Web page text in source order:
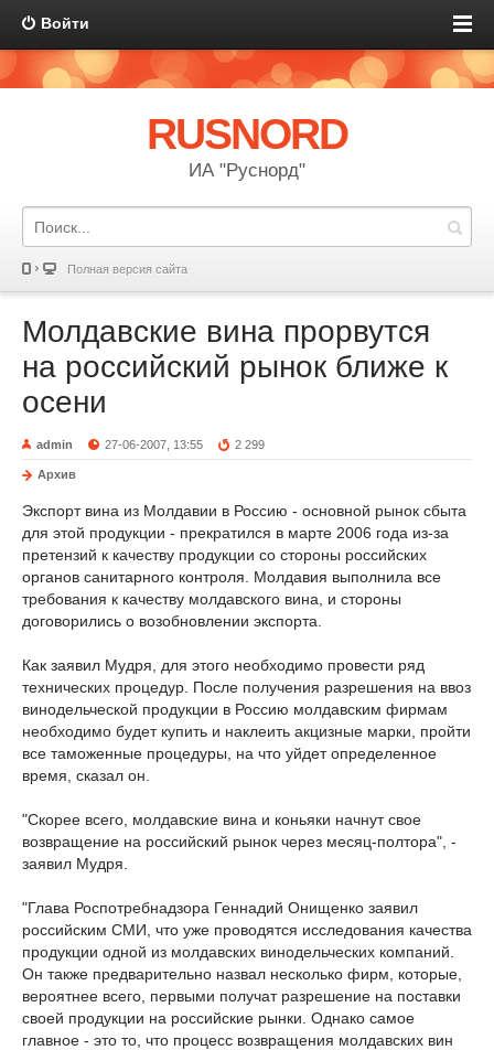
Войти
RUSNORD
ИА "Руснорд"
Полная версия сайта
Молдавские вина прорвутся
на российский рынок ближе к
осени
admin 27-06-2007, 13:55 2 299
Архив
Экспорт вина из Молдавии в Россию - основной рынок сбыта
для этой продукции - прекратился в марте 2006 года из-за
претензий к качеству продукции со стороны российских
органов санитарного контроля. Молдавия выполнила все
требования к качеству молдавского вина, и стороны
договорились о возобновлении экспорта.
Как заявил Мудря, для этого необходимо провести ряд
технических процедур. После получения разрешения на ввоз
винодельческой продукции в Россию молдавским фирмам
необходимо будет купить и наклеить акцизные марки, пройти
все таможенные процедуры, на что уйдет определенное
время, сказал он.
"Скорее всего, молдавские вина и коньяки начнут свое
возвращение на российский рынок через месяц-полтора", -
заявил Мудря.
"Глава Роспотребнадзора Геннадий Онищенко заявил
российским СМИ, что уже проводятся исследования качества
продукции одной из молдавских винодельческих компаний.
Он также предварительно назвал несколько фирм, которые,
вероятнее всего, первыми получат разрешение на поставки
своей продукции на российские рынки. Однако самое
главное - это то, что процесс возвращения молдавских вин